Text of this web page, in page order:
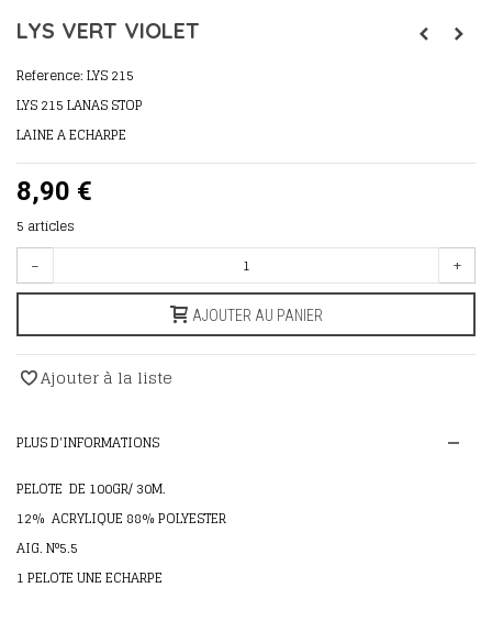
LYS VERT VIOLET
Reference:LYS 215
LYS 215 LANAS STOP
LAINE A ECHARPE
8,90 €
5 articles
- +
AJOUTER AU PANIER
Ajouter à la liste
PLUS D'INFORMATIONS
PELOTE DE 100GR/ 30M.
12% ACRYLIQUE 88% POLYESTER
AIG. N°5.5
1 PELOTE UNE ECHARPE